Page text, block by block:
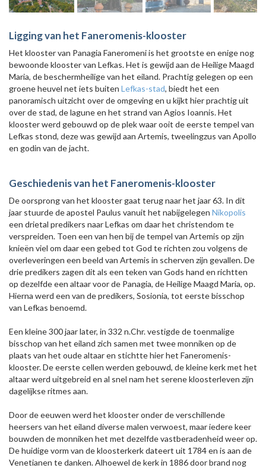
Ligging van het Faneromenis-klooster
Het klooster van Panagia Faneromeni is het grootste en enige nog
bewoonde klooster van Lefkas. Het is gewijd aan de Heilige Maagd
Maria, de beschermheilige van het eiland. Prachtig gelegen op een
groene heuvel net iets buiten Lefkas-stad, biedt het een
panoramisch uitzicht over de omgeving en u kijkt hier prachtig uit
over de stad, de lagune en het strand van Agios Ioannis. Het
klooster werd gebouwd op de plek waar ooit de eerste tempel van
Lefkas stond, deze was gewijd aan Artemis, tweelingzus van Apollo
en godin van de jacht.
Geschiedenis van het Faneromenis-klooster
De oorsprong van het klooster gaat terug naar het jaar 63. In dit
jaar stuurde de apostel Paulus vanuit het nabijgelegen Nikopolis
een drietal predikers naar Lefkas om daar het christendom te
verspreiden. Toen een van hen bij de tempel van Artemis op zijn
knieën viel om daar een gebed tot God te richten zou volgens de
overleveringen een beeld van Artemis in scherven zijn gevallen. De
drie predikers zagen dit als een teken van Gods hand en richtten
op dezelfde een altaar voor de Panagia, de Heilige Maagd Maria, op.
Hierna werd een van de predikers, Sosionia, tot eerste bisschop
van Lefkas benoemd.
Een kleine 300 jaar later, in 332 n.Chr. vestigde de toenmalige
bisschop van het eiland zich samen met twee monniken op de
plaats van het oude altaar en stichtte hier het Faneromenis-
klooster. De eerste cellen werden gebouwd, de kleine kerk met het
altaar werd uitgebreid en al snel nam het serene kloosterleven zijn
dagelijkse ritmes aan.
Door de eeuwen werd het klooster onder de verschillende
heersers van het eiland diverse malen verwoest, maar iedere keer
bouwden de monniken het met dezelfde vastberadenheid weer op.
De huidige vorm van de kloosterkerk dateert uit 1784 en is aan de
Venetianen te danken. Alhoewel de kerk in 1886 door brand nog